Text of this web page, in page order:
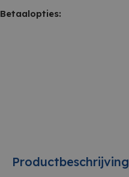
Betaalopties:
Productbeschrijving